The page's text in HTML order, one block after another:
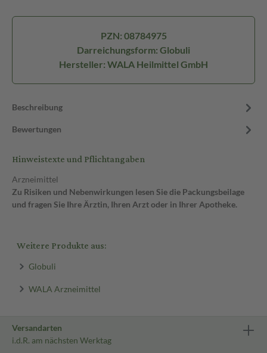
PZN: 08784975
Darreichungsform: Globuli
Hersteller: WALA Heilmittel GmbH
Beschreibung
Bewertungen
Hinweistexte und Pflichtangaben
Arzneimittel
Zu Risiken und Nebenwirkungen lesen Sie die Packungsbeilage
und fragen Sie Ihre Ärztin, Ihren Arzt oder in Ihrer Apotheke.
Weitere Produkte aus:
Globuli
WALA Arzneimittel
Versandarten
i.d.R. am nächsten Werktag